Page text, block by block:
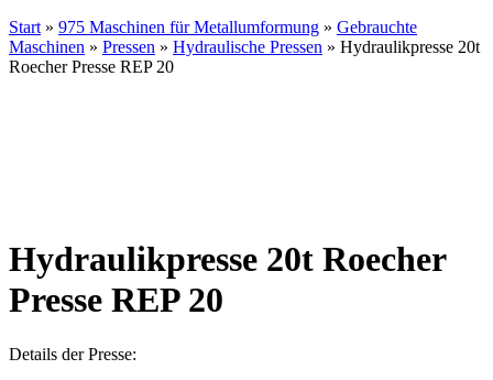
Start » 975 Maschinen für Metallumformung » Gebrauchte
Maschinen » Pressen » Hydraulische Pressen » Hydraulikpresse 20t
Roecher Presse REP 20
Hydraulikpresse 20t Roecher
Presse REP 20
Details der Presse: